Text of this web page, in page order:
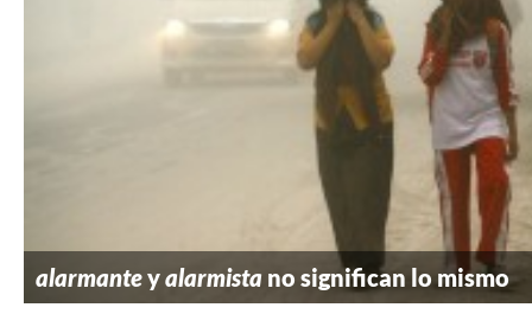
alarmanteyalarmista no significan lo mismo